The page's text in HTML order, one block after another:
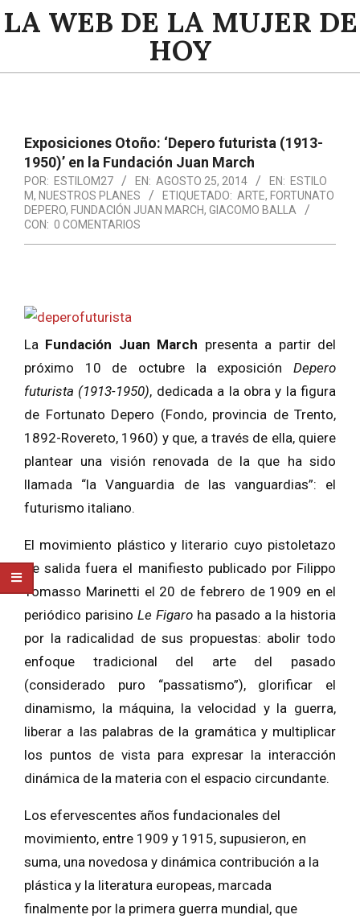
Saltar
alLA WEB DE LA MUJER DE
HOY
navegación
principal
Exposiciones Otoño: ‘Depero futurista (1913-
1950)’ en la Fundación Juan March
POR: ESTILOM27 EN: AGOSTO 25, 2014 EN: ESTILO
M, NUESTROS PLANES ETIQUETADO: ARTE, FORTUNATO
DEPERO, FUNDACIÓN JUAN MARCH, GIACOMO BALLA
CON: 0 COMENTARIOS
La Fundación Juan March presenta a partir del
próximo 10 de octubre la exposición Depero
futurista (1913-1950), dedicada a la obra y la figura
de Fortunato Depero (Fondo, provincia de Trento,
1892-Rovereto, 1960) y que, a través de ella, quiere
plantear una visión renovada de la que ha sido
llamada “la Vanguardia de las vanguardias”: el
futurismo italiano.
El movimiento plástico y literario cuyo pistoletazo
de salida fuera el manifiesto publicado por Filippo
Tomasso Marinetti el 20 de febrero de 1909 en el
periódico parisino Le Figaro ha pasado a la historia
por la radicalidad de sus propuestas: abolir todo
enfoque tradicional del arte del pasado
(considerado puro “passatismo”), glorificar el
dinamismo, la máquina, la velocidad y la guerra,
liberar a las palabras de la gramática y multiplicar
los puntos de vista para expresar la interacción
dinámica de la materia con el espacio circundante.
Los efervescentes años fundacionales del
movimiento, entre 1909 y 1915, supusieron, en
suma, una novedosa y dinámica contribución a la
plástica y la literatura europeas, marcada
finalmente por la primera guerra mundial, que